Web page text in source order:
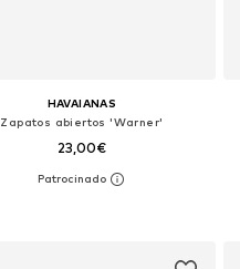
HAVAIANAS
Zapatos abiertos 'Warner'
23,00€
Disponible en muchas tallas